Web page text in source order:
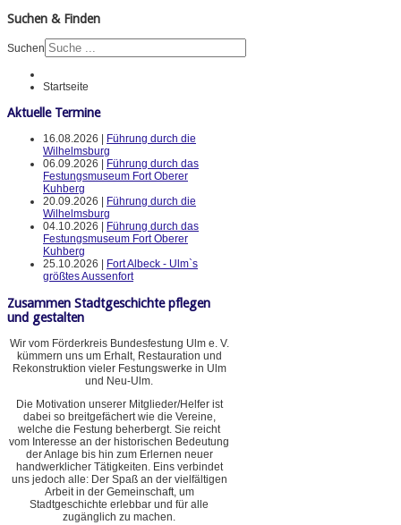
Suchen & Finden
Suchen
Startseite
Aktuelle Termine
16.08.2026 |
Führung durch die
Wilhelmsburg
06.09.2026 |
Führung durch das
Festungsmuseum Fort Oberer
Kuhberg
20.09.2026 |
Führung durch die
Wilhelmsburg
04.10.2026 |
Führung durch das
Festungsmuseum Fort Oberer
Kuhberg
25.10.2026 |
Fort Albeck - Ulm`s
größtes Aussenfort
Zusammen Stadtgeschichte pflegen
und gestalten
Wir vom Förderkreis Bundesfestung Ulm e. V.
kümmern uns um Erhalt, Restauration und
Rekonstruktion vieler Festungswerke in Ulm
und Neu-Ulm.
Die Motivation unserer Mitglieder/Helfer ist
dabei so breitgefächert wie die Vereine,
welche die Festung beherbergt. Sie reicht
vom Interesse an der historischen Bedeutung
der Anlage bis hin zum Erlernen neuer
handwerklicher Tätigkeiten. Eins verbindet
uns jedoch alle: Der Spaß an der vielfältigen
Arbeit in der Gemeinschaft, um
Stadtgeschichte erlebbar und für alle
zugänglich zu machen.